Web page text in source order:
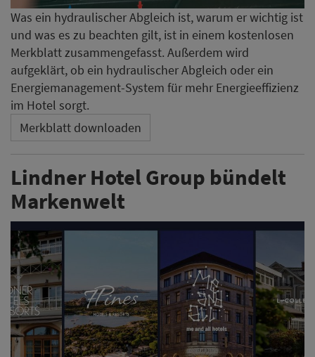
Was ein hydraulischer Abgleich ist, warum er wichtig ist
und was es zu beachten gilt, ist in einem kostenlosen
Merkblatt zusammengefasst. Außerdem wird
aufgeklärt, ob ein hydraulischer Abgleich oder ein
Energiemanagement-System für mehr Energieeffizienz
im Hotel sorgt.
Merkblatt downloaden
Lindner Hotel Group bündelt
Markenwelt